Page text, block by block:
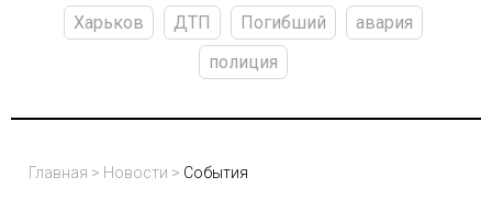
Харьков
ДТП Погибший
авария
полиция
Главная > Новости > События